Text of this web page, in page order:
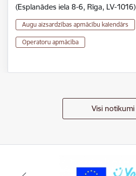
(Esplanādes iela 8-6, Rīga, LV-1016)
Augu aizsardzības apmācību kalendārs
Operatoru apmācība
Visi notikumi